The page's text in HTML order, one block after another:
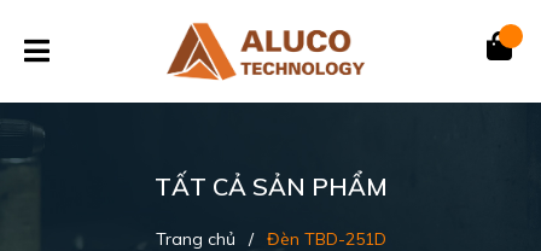
TẤT CẢ SẢN PHẨM
Trang chủ / Đèn TBD-251D